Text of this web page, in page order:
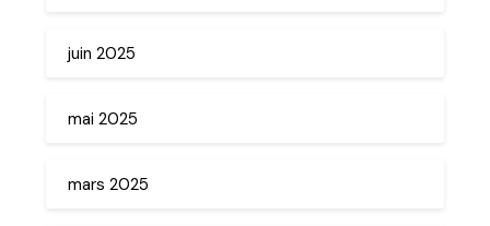
juin 2025
mai 2025
mars 2025